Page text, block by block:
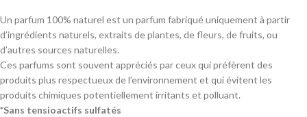
Un parfum 100% naturel est un parfum fabriqué uniquement à partir
d’ingrédients naturels, extraits de plantes, de fleurs, de fruits, ou
d’autres sources naturelles.
Ces parfums sont souvent appréciés par ceux qui préfèrent des
produits plus respectueux de l’environnement et qui évitent les
produits chimiques potentiellement irritants et polluant.
*Sans tensioactifs sulfatés